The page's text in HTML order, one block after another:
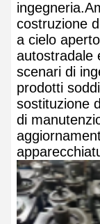
costruzione
a cielo
autostradale
scenari di
prodotti
sostituzione
di